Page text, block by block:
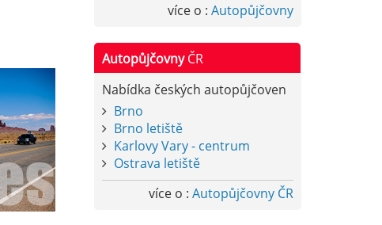
více o : Autopůjčovny
AutopůjčovnyČR
Nabídka českých autopůjčoven
Brno
Brno letiště
Karlovy Vary - centrum
Ostrava letiště
více o : Autopůjčovny ČR